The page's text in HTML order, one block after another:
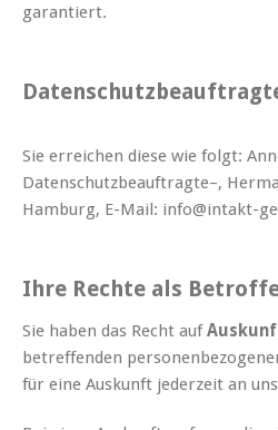
garantiert.
Sie erreichen diese wie folgt:
Datenschutzbeauftragte–,
Hamburg, E-Mail: info@intakt-
Ihre Rechte als
Sie haben das Recht auf
betreffenden
für eine Auskunft jederzeit an